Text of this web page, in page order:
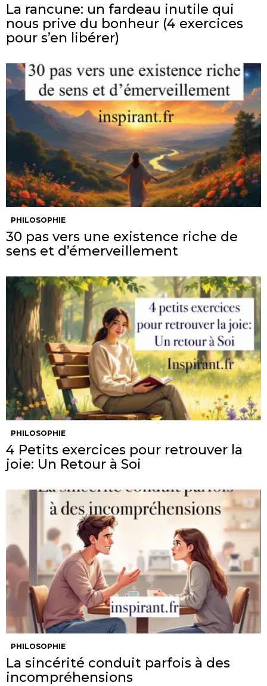
La rancune: un fardeau inutile qui
nous prive du bonheur (4 exercices
pour s’en libérer)
PHILOSOPHIE
30 pas vers une existence riche de
sens et d’émerveillement
PHILOSOPHIE
4 Petits exercices pour retrouver la
joie: Un Retour à Soi
PHILOSOPHIE
La sincérité conduit parfois à des
incompréhensions